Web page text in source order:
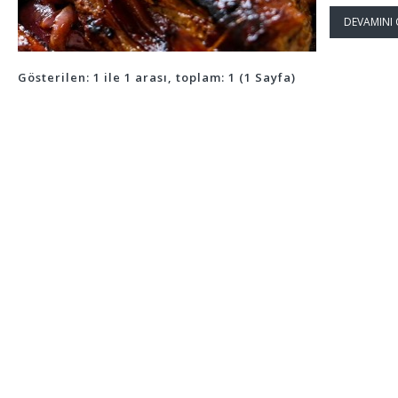
DEVAMINI
Gösterilen: 1 ile 1 arası, toplam: 1 (1 Sayfa)